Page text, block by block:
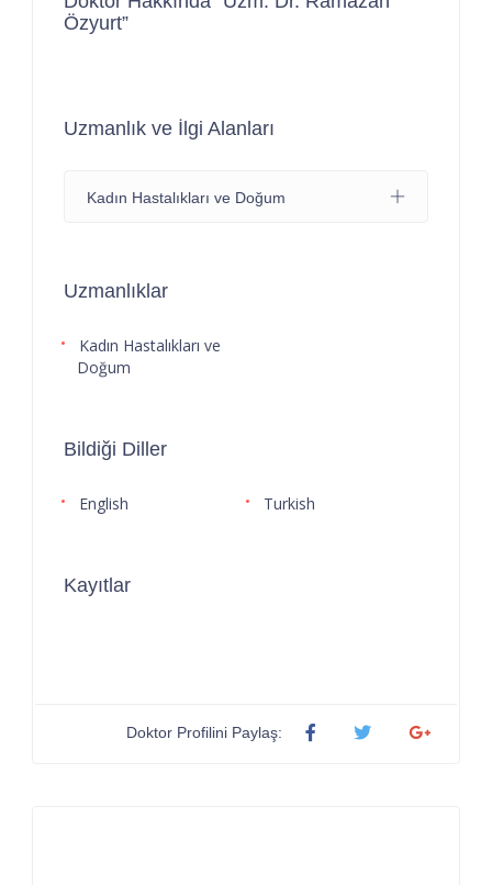
Özyurt”
Uzmanlık ve İlgi Alanları
Kadın Hastalıkları ve Doğum
Uzmanlıklar
Kadın Hastalıkları ve
Doğum
Bildiği Diller
English Turkish
Kayıtlar
Doktor Profilini Paylaş: